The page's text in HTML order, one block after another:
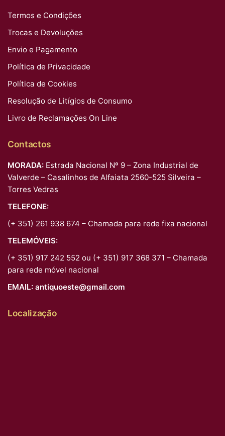
Termos e Condições
Trocas e Devoluções
Envio e Pagamento
Política de Privacidade
Política de Cookies
Resolução de Litígios de Consumo
Livro de Reclamações On Line
Contactos
MORADA: Estrada Nacional Nº 9 – Zona Industrial de
Valverde – Casalinhos de Alfaiata 2560-525 Silveira –
Torres Vedras
TELEFONE:
(+ 351) 261 938 674 – Chamada para rede fixa nacional
TELEMÓVEIS:
(+ 351) 917 242 552 ou (+ 351) 917 368 371 – Chamada
para rede móvel nacional
EMAIL: antiquoeste@gmail.com
Localização